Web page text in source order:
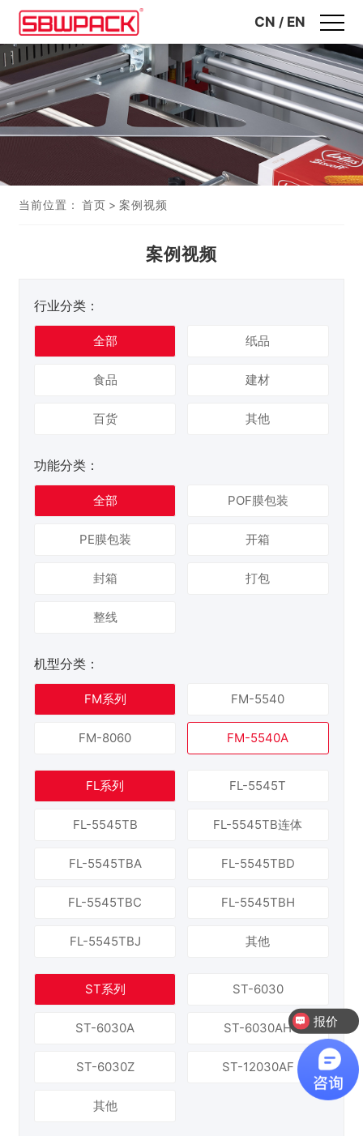
CN / EN
当前位置： 首页 > 案例视频
案例视频
行业分类：
全部 纸品
食品 建材
百货 其他
功能分类：
全部 POF膜包装
PE膜包装 开箱
封箱 打包
整线
机型分类：
FM系列 FM-5540
FM-8060 FM-5540A
FL系列 FL-5545T
FL-5545TB FL-5545TB连体
FL-5545TBA FL-5545TBD
FL-5545TBC FL-5545TBH
FL-5545TBJ 其他
ST系列 ST-6030
ST-6030A ST-6030AH
ST-6030Z ST-12030AF
其他
报价